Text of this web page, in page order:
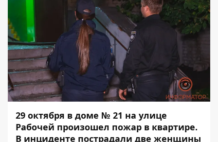
29 октября в доме № 21 на улице
Рабочей произошел пожар в квартире.
В инциденте пострадали две женщины